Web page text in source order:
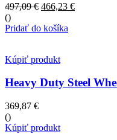
497,09€ 466,23 €
()
Pridať do košíka
Kúpiť produkt
Heavy Duty Steel
369,87 €
()
Kúpiť produkt